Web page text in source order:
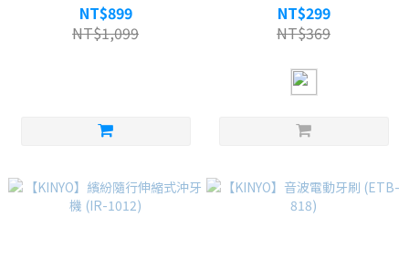
NT$899
NT$1,099
NT$299
NT$369